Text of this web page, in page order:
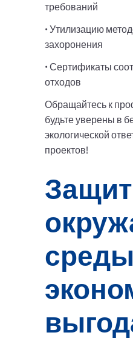
требований
• Утилизацию
захоронения
• Сертификаты
отходов
Обращайтесь к
будьте уверены в
экологической
проектов!